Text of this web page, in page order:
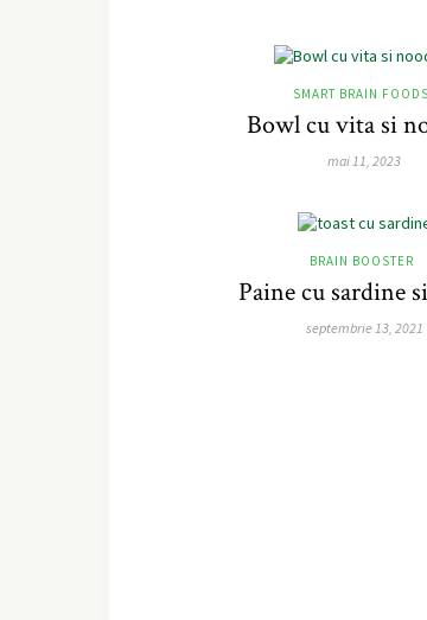
SMART BRAIN FOODS
Bowl cu vita si
mai 11, 2023
BRAIN BOOSTER
Paine cu sardine
septembrie 13, 2021